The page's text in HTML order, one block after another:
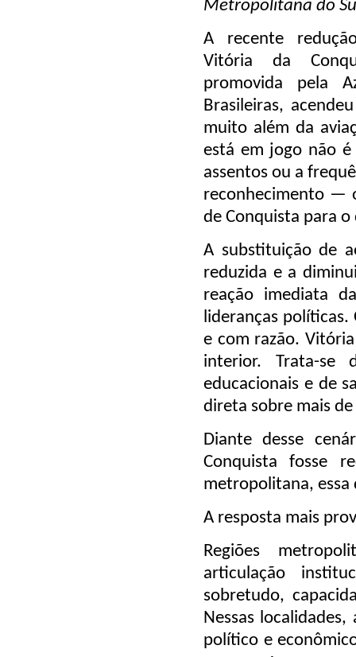
Metropolitana do
A recente
Vitória da
promovida pela
Brasileiras,
muito além da
está em jogo não
assentos ou a
reconhecimento —
de Conquista para
A substituição de
reduzida e a
reação imediata
lideranças
e com razão.
interior. Trata-se
educacionais e de
direta sobre mais
Diante desse
Conquista fosse
metropolitana, essa
A resposta mais
Regiões
articulação
sobretudo,
Nessas
político e